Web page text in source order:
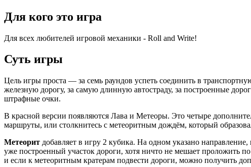
Для кого это игра
Для всех любителей игровой механики - Roll and Write!
Суть игры
Цель игры проста — за семь раундов успеть соединить в
железную дорогу, за самую длинную автостраду, за построенные
штрафные очки.
В красной версии появляются Лава и Метеоры. Это четыре
маршруты, или столкнитесь с метеоритным дождём, который
Метеорит добавляет в игру 2 кубика. На одном указано
уже построенный участок дороги, хотя ничто не мешает проложить
и если к метеоритным кратерам подвести дороги, можно получить